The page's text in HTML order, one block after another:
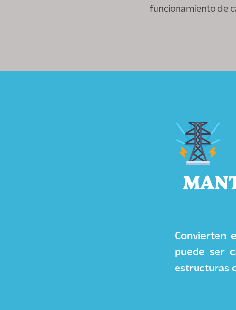
funcionamiento de
Convierten
puede ser
estructuras